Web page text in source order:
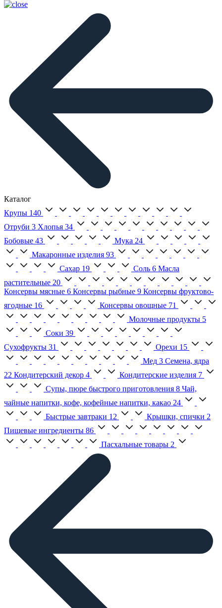
Каталог
Крупы 140
Отруби 3 Хлопья 34
Бобовые 43 Мука 24
Макаронные изделия 93
Сахар 19 Соль 6 Масла
растительные 20
Консервы мясные 6 Консервы рыбные 9 Консервы фруктово-
ягодные 16 Консервы овощные 71
Молочные продукты 5
Соки 39
Сухофрукты 31 Орехи 15
Мед 3 Семена, ядра
22 Кондитерский декор 4 Кондитерские изделия 7
Супы, пюре быстрого приготовления 8 Чай,
чайные напитки, кофе, кофейные напитки, какао 24
Быстрые завтраки 12 Крышки, спички 2
Пищевые ингредиенты 86
Пасхальные товары 2